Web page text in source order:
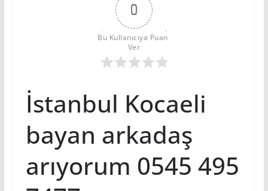
0
Bu Kullanıcıya Puan
Ver
İstanbul Kocaeli
bayan arkadaş
arıyorum 0545 495